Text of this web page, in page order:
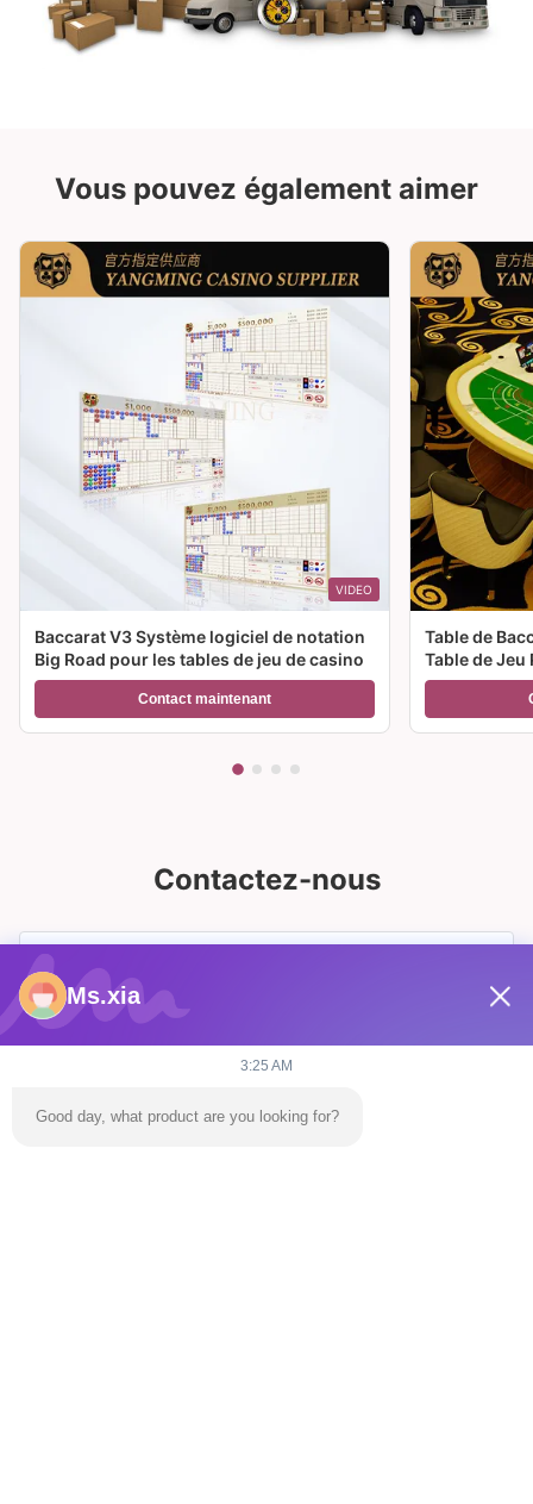
Vous pouvez également aimer
VIDEO
Baccarat V3 Système logiciel de notation
Big Road pour les tables de jeu de casino
Contact maintenant
Table de
Table de
Casino à
Contactez-nous
Ms.xia
3:25 AM
Good day, what product are you looking for?